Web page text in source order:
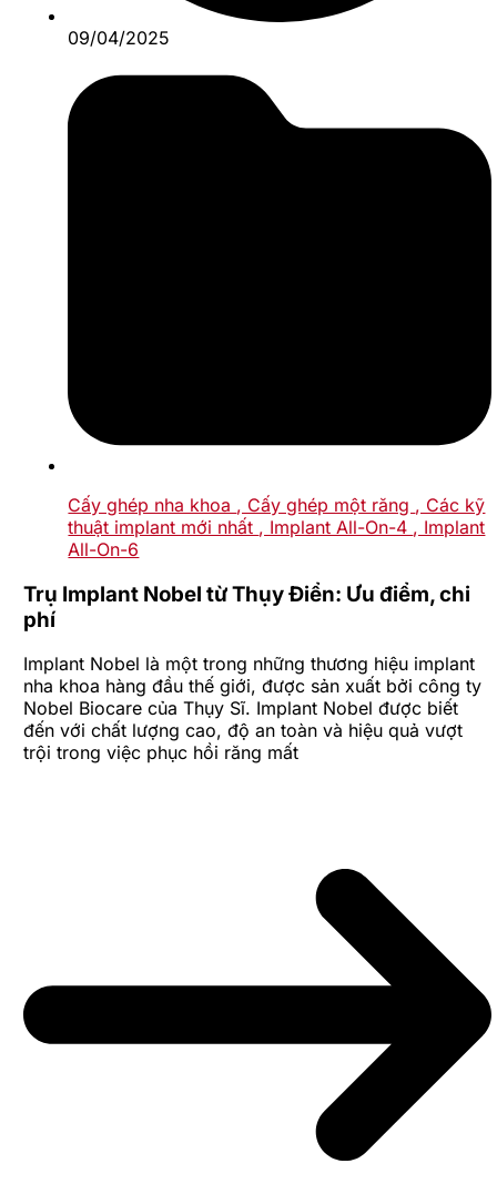
09/04/2025
Cấy ghép nha khoa , Cấy ghép một răng , Các kỹ
thuật implant mới nhất , Implant All-On-4 , Implant
All-On-6
Trụ Implant Nobel từ Thụy Điển: Ưu điểm, chi
phí
Implant Nobel là một trong những thương hiệu implant
nha khoa hàng đầu thế giới, được sản xuất bởi công ty
Nobel Biocare của Thụy Sĩ. Implant Nobel được biết
đến với chất lượng cao, độ an toàn và hiệu quả vượt
trội trong việc phục hồi răng mất